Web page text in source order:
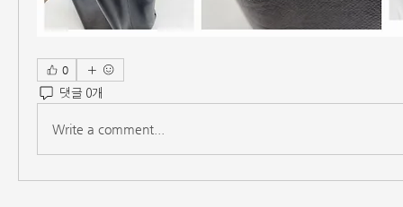
0
댓글 0개
Write a comment...